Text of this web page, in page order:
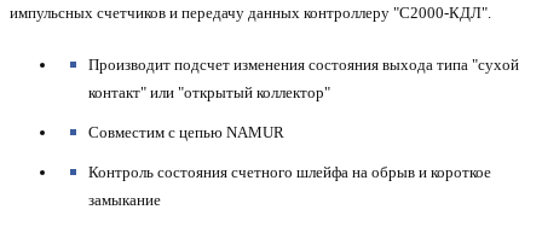
импульсных счетчиков и передачу данных контроллеру "С2000-КДЛ".
Производит подсчет изменения состояния выхода типа "сухой
контакт" или "открытый коллектор"
Совместим с цепью NAMUR
Контроль состояния счетного шлейфа на обрыв и короткое
замыкание